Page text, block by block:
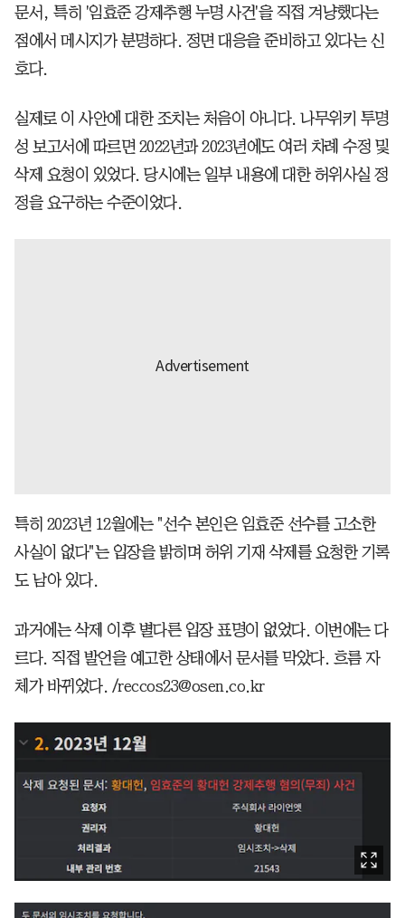
문서, 특히 '임효준 강제추행 누명 사건'을 직접 겨냥했다는
점에서 메시지가 분명하다. 정면 대응을 준비하고 있다는 신
호다.
실제로 이 사안에 대한 조치는 처음이 아니다. 나무위키 투명
성 보고서에 따르면 2022년과 2023년에도 여러 차례 수정 및
삭제 요청이 있었다. 당시에는 일부 내용에 대한 허위사실 정
정을 요구하는 수준이었다.
특히 2023년 12월에는 "선수 본인은 임효준 선수를 고소한
사실이 없다"는 입장을 밝히며 허위 기재 삭제를 요청한 기록
도 남아 있다.
과거에는 삭제 이후 별다른 입장 표명이 없었다. 이번에는 다
르다. 직접 발언을 예고한 상태에서 문서를 막았다. 흐름 자
체가 바뀌었다. /reccos23@osen.co.kr